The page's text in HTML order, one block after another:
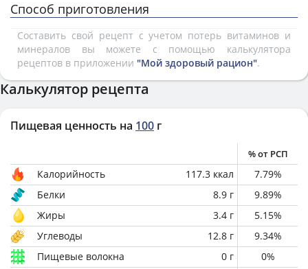
Способ приготовления
Составить свой рецепт с учетом потерь витаминов и
минералов вы можете с помощью калькулятора
рецептов в приложении "Мой здоровый рацион".
Калькулятор рецепта
Пищевая ценность на 100 г
% от РСП
Калорийность 117.3 ккал 7.79%
Белки
8.9 г 9.89%
Жиры
3.4 г 5.15%
Углеводы
12.8 г 9.34%
Пищевые волокна
0 г 0%